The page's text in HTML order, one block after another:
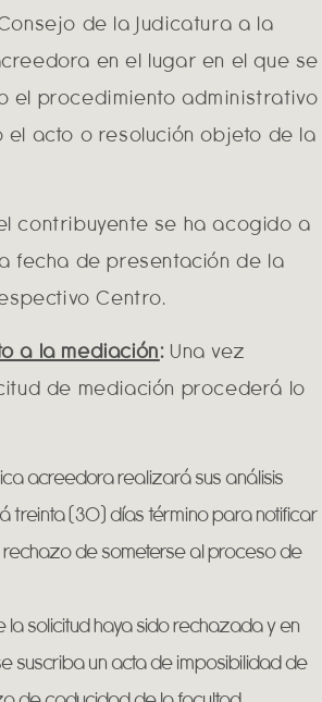
de la Judicatura a la
en el lugar en el que se
el procedimiento administrativo
el acto o resolución objeto de la
contribuyente se ha acogido a
fecha de presentación de la
Centro.
a la mediación: Una vez
de mediación procederá lo
acreedora realizará sus análisis
treinta (30) días término para notificar
rechazo de someterse al proceso de
la solicitud haya sido rechazada y en
suscriba un acta de imposibilidad de